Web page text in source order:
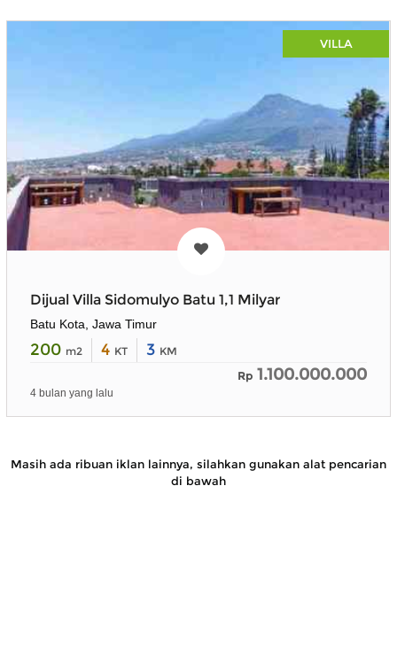
VILLA
Dijual Villa Sidomulyo Batu 1,1 Milyar
Batu Kota, Jawa Timur
200 m2 4 KT 3 KM
Rp 1.100.000.000
4 bulan yang lalu
Masih ada ribuan iklan lainnya, silahkan gunakan alat pencarian
di bawah